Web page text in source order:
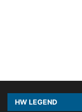
HW LEGEND